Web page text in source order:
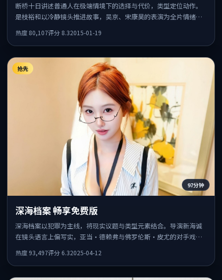
断桥十日讲述普通人在极端情境下的选择与代价，类型定位动作。
是枝裕和以冷静镜头推进故事，吴京、宋康昊的表演为全片情绪锚
热度 80,107评分 8.32015-01-19
抢先
97分钟
深海档案 畅享免费版
深海档案以犯罪为主线，将现实议题与类型元素结合。导演新海诚
在镜头语言上偏写实，亚当·德赖弗与佛罗伦斯·皮尤的对手戏张
热度 93,497评分 6.32025-04-12